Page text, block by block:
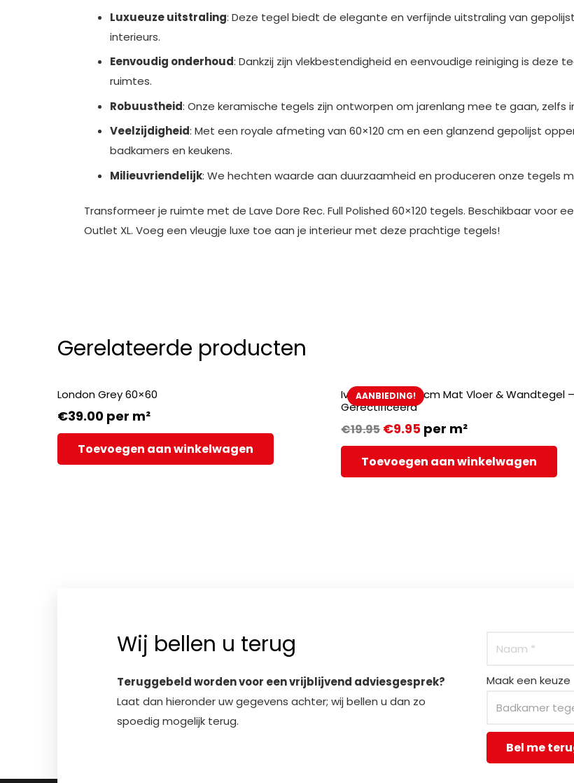
Luxueuze uitstraling: Deze tegel biedt de elegante en verfijnde uitstraling van
interieurs.
Eenvoudig onderhoud: Dankzij zijn vlekbestendigheid en eenvoudige reiniging is deze
ruimtes.
Robuustheid: Onze keramische tegels zijn ontworpen om jarenlang mee te gaan,
Veelzijdigheid: Met een royale afmeting van 60×120 cm en een glanzend gepolijst
badkamers en keukens.
Milieuvriendelijk: We hechten waarde aan duurzaamheid en produceren onze tegels
Transformeer je ruimte met de Lave Dore Rec. Full Polished 60×120 tegels. Beschikbaar voor
Outlet XL. Voeg een vleugje luxe toe aan je interieur met deze prachtige tegels!
Gerelateerde producten
London Grey 60×60
€39.00 per m²
Toevoegen aan winkelwagen
AANBIEDING!
Ivet Blue- 30x30cm Mat Vloer & Wandtegel –
Gerectificeerd
€19.95 €9.95 per m²
Toevoegen aan winkelwagen
Wij bellen u terug
Teruggebeld worden voor een vrijblijvend adviesgesprek?
Laat dan hieronder uw gegevens achter; wij bellen u dan zo
spoedig mogelijk terug.
Maak een keuze
Bel me